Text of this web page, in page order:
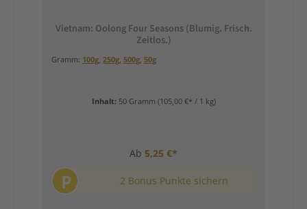
Vietnam: Oolong Four Seasons (Blumig. Frisch.
Zeitlos.)
Gramm: 100g, 250g, 500g, 50g
Inhalt: 50 Gramm (105,00 €* / 1 kg)
Ab 5,25 €*
P 2 Bonus Punkte sichern